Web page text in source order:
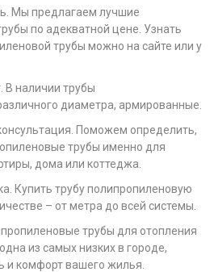
Мы предлагаем лучшие
по адекватной цене. Узнать
трубы можно на сайте или у
В наличии трубы
диаметра, армированные.
Поможем определить,
трубы именно для
дома или коттеджа.
Купить трубу полипропиленовую
– от метра до всей системы.
трубы для отопления
из самых низких в городе,
и комфорт вашего жилья.